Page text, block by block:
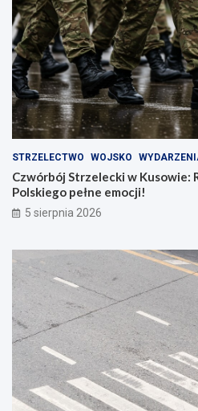
STRZELECTWO WOJSKO
Czwórbój Strzelecki w Kusowie:
Polskiego pełne emocji!
5 sierpnia 2026